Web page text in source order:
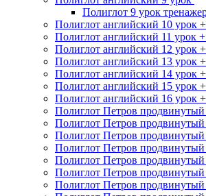
Полиглот 9 урок
Полиглот английский 10 урок
Полиглот английский 11 урок
Полиглот английский 12 урок
Полиглот английский 13 урок
Полиглот английский 14 урок
Полиглот английский 15 урок
Полиглот английский 16 урок
Полиглот Петров продвинутый
Полиглот Петров продвинутый
Полиглот Петров продвинутый
Полиглот Петров продвинутый
Полиглот Петров продвинутый
Полиглот Петров продвинутый
Полиглот Петров продвинутый